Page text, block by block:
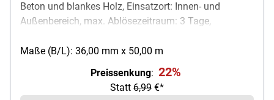
Beton und blankes Holz, Einsatzort: Innen- und
Außenbereich, max. Ablösezeitraum: 3 Tage,
Lösemittelbasis verwendet werden / UV- und
sonnenlichtbeständig, Maße (B/L): 36 mm / 50 m,
Farbe: grün, Lieferumfang: 1 Rolle Malerabdeckband
Maße (B/L): 36,00 mm x 50,00 m
Preissenkung: 22%
Statt 6,99 €*